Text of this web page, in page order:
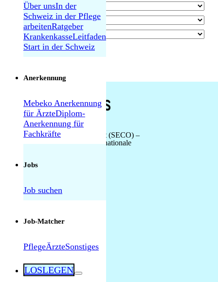
MAGAZIN
Teamleitung Pflege Altenpflege 80-100% in
Luzern – umfangreiche interne und externe
externe Weiterbildungen
Pflegeexperte/Pflegeexpertin Langzeitpflege
Über unsIn der
Schweiz in der Pflege
arbeitenRatgeber
KrankenkasseLeitfaden
Start in der Schweiz
Anerkennung
Mebeko Anerkennung
für ÄrzteDiplom-
Anerkennung für
Fachkräfte
Jobs
Job suchen
Job-Matcher
PflegeÄrzteSonstiges
LOSLEGEN
alle Jobs durchsuchen
Staatssekretariat für Wirtschaft (SECO) –
eidgenössisch bewilligte internationale
alle Jobs